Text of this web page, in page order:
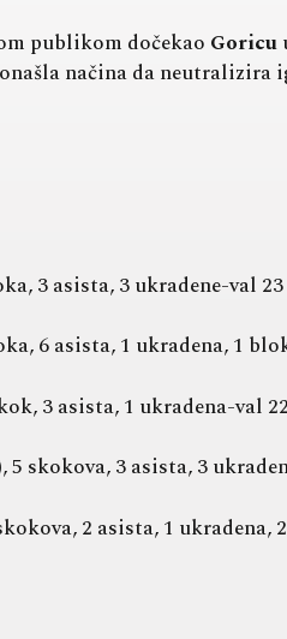
publikom dočekao Goricu
načina da
3 asista, 3 ukradene-val 23
6 asista, 1 ukradena, 1
3 asista, 1 ukradena-val 22
5 skokova, 3 asista, 3
2 asista, 1 ukradena,